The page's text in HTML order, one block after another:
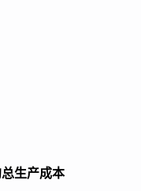
生产成本